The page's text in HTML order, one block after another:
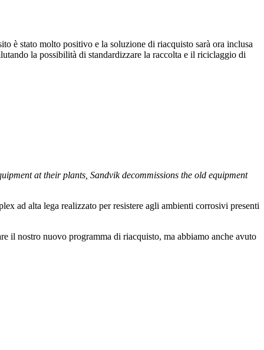
è stato molto positivo e la soluzione di riacquisto sarà ora inclusa
la possibilità di standardizzare la raccolta e il riciclaggio di
at their plants, Sandvik decommissions the old equipment
ad alta lega realizzato per resistere agli ambienti corrosivi presenti
il nostro nuovo programma di riacquisto, ma abbiamo anche avuto